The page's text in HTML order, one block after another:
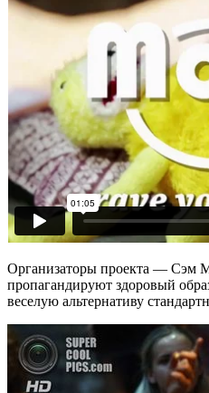
Организаторы проекта — Сэм
пропагандируют здоровый
веселую альтернативу